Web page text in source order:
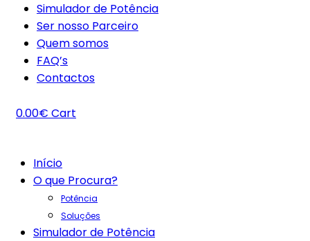
Simulador de Potência
Ser nosso Parceiro
Quem somos
FAQ’s
Contactos
0.00€ Cart
Início
O que Procura?
Potência
Soluções
Simulador de Potência